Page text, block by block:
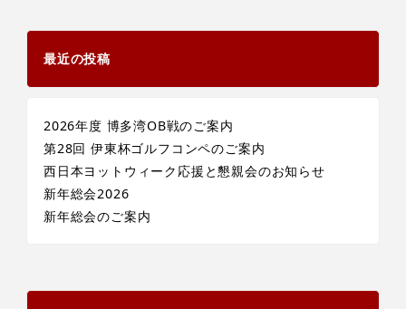
最近の投稿
2026年度 博多湾OB戦のご案内
第28回 伊東杯ゴルフコンペのご案内
西日本ヨットウィーク応援と懇親会のお知らせ
新年総会2026
新年総会のご案内